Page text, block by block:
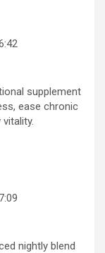
supplement
ease chronic
nightly blend